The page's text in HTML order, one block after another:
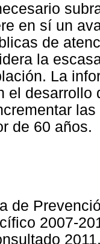
en sí un
de
la
La
el
de 60 años.
de
2007-